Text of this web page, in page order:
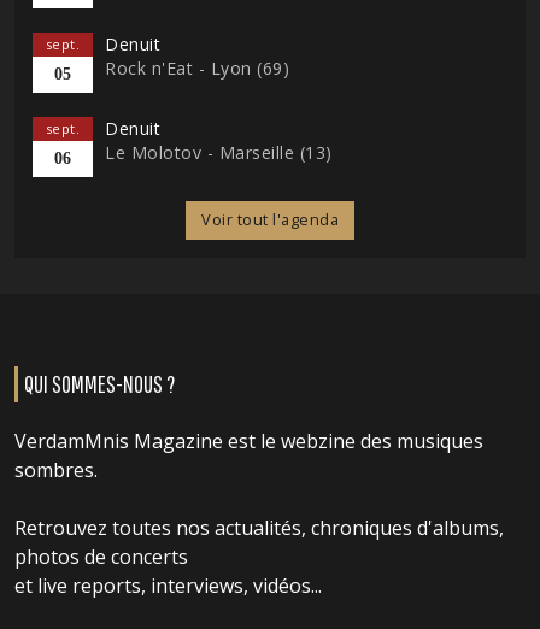
sept.
05
Denuit
Rock n'Eat - Lyon (69)
sept.
06
Denuit
Le Molotov - Marseille (13)
Voir tout l'agenda
QUI SOMMES-NOUS ?
VerdamMnis Magazine est le webzine des musiques
sombres.
Retrouvez toutes nos actualités, chroniques d'albums,
photos de concerts
et live reports, interviews, vidéos...